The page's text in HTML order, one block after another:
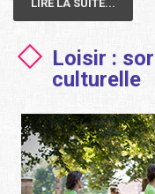
LIRE LA SUITE...
Loisir :
culturelle